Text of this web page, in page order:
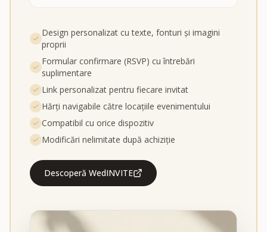
Design personalizat cu texte, fonturi și imagini
proprii
Formular confirmare (RSVP) cu întrebări
suplimentare
Link personalizat pentru fiecare invitat
Hărți navigabile către locațiile evenimentului
Compatibil cu orice dispozitiv
Modificări nelimitate după achiziție
Descoperă WedINVITE